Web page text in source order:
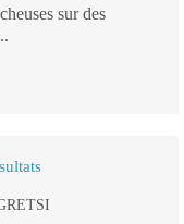
sur des